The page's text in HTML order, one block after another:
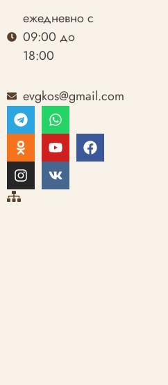
ежедневно с
09:00 до
18:00
evgkos@gmail.com